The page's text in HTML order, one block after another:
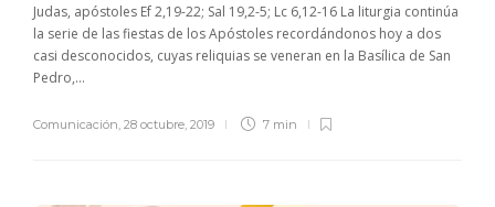
Judas, apóstoles Ef 2,19-22; Sal 19,2-5; Lc 6,12-16 La liturgia continúa
la serie de las fiestas de los Apóstoles recordándonos hoy a dos
casi desconocidos, cuyas reliquias se veneran en la Basílica de San
Pedro,...
Comunicación, 28 octubre, 2019 7 min